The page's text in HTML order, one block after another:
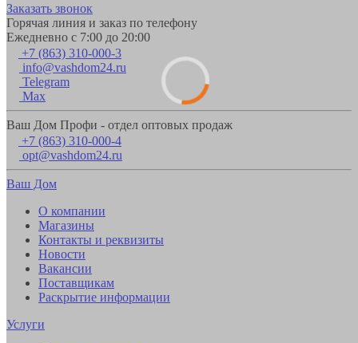
Заказать звонок
Горячая линия и заказ по телефону
Ежедневно с 7:00 до 20:00
+7 (863) 310-000-3
info@vashdom24.ru
Telegram
Max
Ваш Дом Профи - отдел оптовых продаж
+7 (863) 310-000-4
opt@vashdom24.ru
Ваш Дом
О компании
Магазины
Контакты и реквизиты
Новости
Вакансии
Поставщикам
Раскрытие информации
Услуги